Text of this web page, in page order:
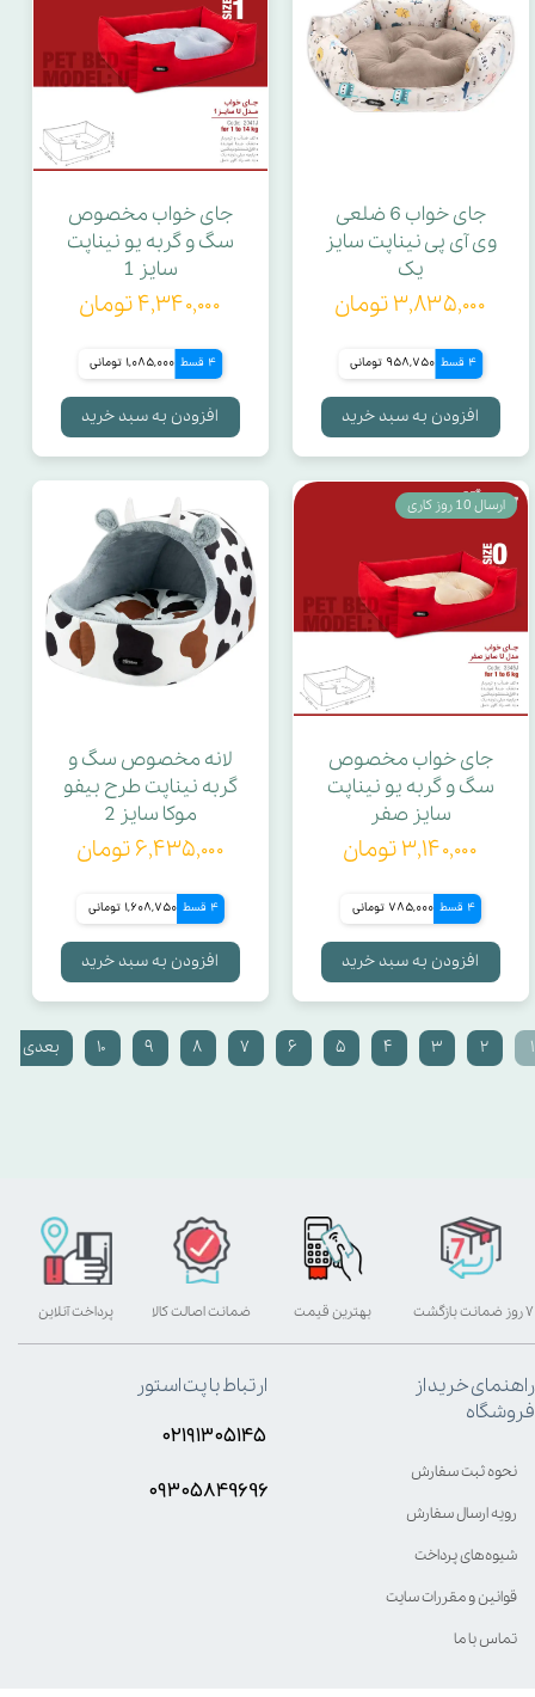
جای خواب 6 ضلعی
وی آی پی نیناپت سایز
یک
۳,۸۳۵,۰۰۰ تومان
4 قسط 958,750 تومانی
افزودن به سبد خرید
جای خواب مخصوص
سگ و گربه یو نیناپت
سایز 1
۴,۳۴۰,۰۰۰ تومان
4 قسط 1,085,000 تومانی
افزودن به سبد خرید
جای خواب مخصوص
سگ و گربه یو نیناپت
سایز صفر
۳,۱۴۰,۰۰۰ تومان
4 قسط 785,000 تومانی
افزودن به سبد خرید
ارسال 10 روز کاری
لانه مخصوص سگ و
گربه نیناپت طرح بیفو
موکا سایز 2
۶,۴۳۵,۰۰۰ تومان
4 قسط 1,608,750 تومانی
افزودن به سبد خرید
۱ ۲ ۳ ۴ ۵ ۶ ۷ ۸ ۹ ۱۰ بعدی
بهترین قیمت پرداخت آنلاین ۷ روز ضمانت بازگشت ضمانت اصالت کالا
راهنمای خرید از
فروشگاه
نحوه ثبت سفارش
رویه ارسال سفارش
شیوه‌های پرداخت
قوانین و مقررات سایت
تماس با ما
ارتباط با پت استور
۰۲۱۹۱۳۰۵۱۴۵
۰۹۳۰۵8۴9696